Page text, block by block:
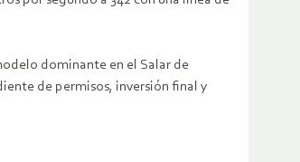
dominante en el Salar de
de permisos, inversión final y